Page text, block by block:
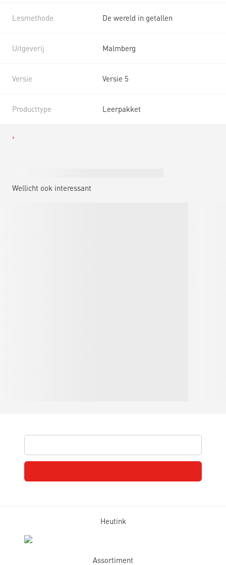
Lesmethode De wereld in getallen
Uitgeverij Malmberg
Versie Versie 5
Producttype Leerpakket
Wellicht ook interessant
Heutink
Assortiment